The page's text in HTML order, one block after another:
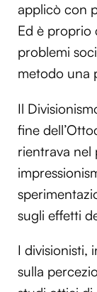
applicò con
Ed è proprio
problemi
metodo una
Il
fine
rientrava nel
sugli effetti
I divisionisti,
sulla